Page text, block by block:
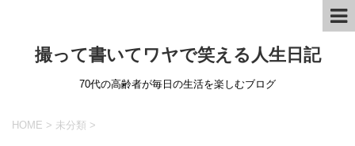
撮って書いてワヤで笑える人生日記
70代の高齢者が毎日の生活を楽しむブログ
HOME > 未分類 >